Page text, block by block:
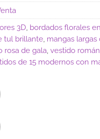
3D bordados florales
tul brillante mangas largas
rosa de gala vestido
de 15 modernos con